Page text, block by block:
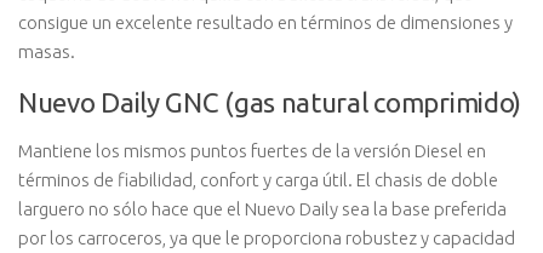
consigue un excelente resultado en términos de dimensiones y
masas.
Nuevo Daily GNC (gas natural comprimido)
Mantiene los mismos puntos fuertes de la versión Diesel en
términos de fiabilidad, confort y carga útil. El chasis de doble
larguero no sólo hace que el Nuevo Daily sea la base preferida
por los carroceros, ya que le proporciona robustez y capacidad